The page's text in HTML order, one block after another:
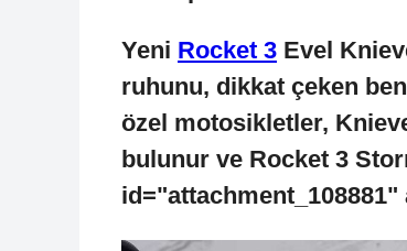
Yeni Rocket 3 Evel
ruhunu, dikkat çeken
özel motosikletler,
bulunur ve Rocket 3